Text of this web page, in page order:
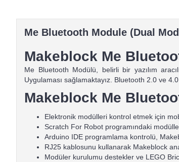
Me Bluetooth Module (Dual
Makeblock Me
Me Bluetooth Modülü, belirli bir yazılım
Uygulaması sağlamaktayız. Bluetooth 2.0 ve
Makeblock Me
Elektronik modülleri kontrol etmek için
Scratch For Robot programındaki
Arduino IDE programlama kontrolü,
RJ25 kablosunu kullanarak Makeblock
Modüler kurulumu destekler ve LEGO